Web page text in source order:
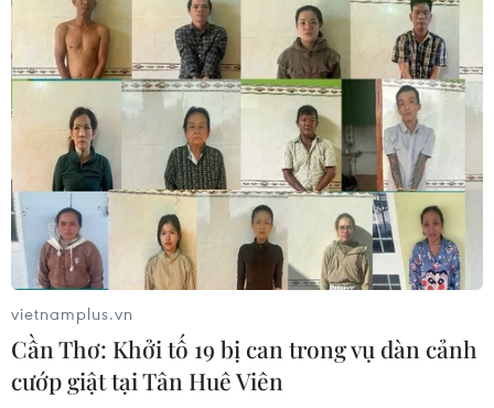
vietnamplus.vn
Cần Thơ: Khởi tố 19 bị can trong vụ dàn cảnh
cướp giật tại Tân Huê Viên